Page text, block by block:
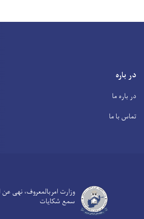
در باره
در باره ما
تماس با ما
وزارت امربالمعروف، نهی عن
سمع شکایات